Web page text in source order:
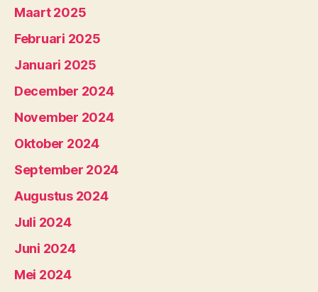
Maart 2025
Februari 2025
Januari 2025
December 2024
November 2024
Oktober 2024
September 2024
Augustus 2024
Juli 2024
Juni 2024
Mei 2024